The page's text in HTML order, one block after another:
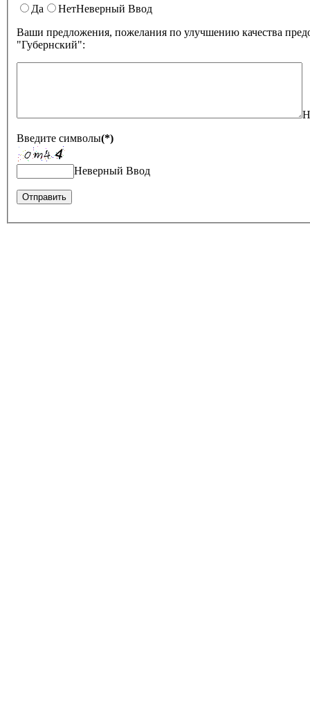
Да НетНеверный Ввод
Ваши предложения, пожелания по улучшению качества
"Губернский":
Введите символы(*)
Неверный Ввод